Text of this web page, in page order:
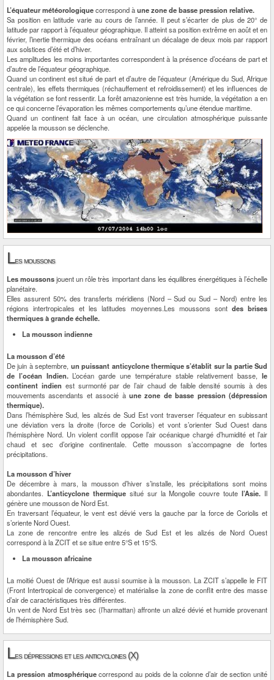
L’équateur météorologiquecorrespond àune zone de basse pression relative.
Sa position en latitude varie au cours de l’année. Il peut s’écarter de plus de 20° de
latitude par rapport à l’équateur géographique. Il atteint sa position extrême en août et en
février, l’inertie thermique des océans entraînant un décalage de deux mois par rapport
aux solstices d’été et d’hiver.
Les amplitudes les moins importantes correspondent à la présence d’océans de part et
d’autre de l’équateur géographique.
Quand un continent est situé de part et d’autre de l’équateur (Amérique du Sud, Afrique
centrale), les effets thermiques (réchauffement et refroidissement) et les influences de
la végétation se font ressentir. La forêt amazonienne est très humide, la végétation a en
ce qui concerne l’évaporation les mêmes comportements qu’une étendue maritime.
Quand un continent fait face à un océan, une circulation atmosphérique puissante
appelée la mousson se déclenche.
Les moussons
Les moussonsjouent un rôle très important dans les équilibres énergétiques à l’échelle
planétaire.
Elles assurent 50% des transferts méridiens (Nord – Sud ou Sud – Nord) entre les
régions intertropicales et les latitudes moyennes.Les moussons sont des brises
thermiques à grande échelle.
La mousson indienne
La mousson d’été
De juin à septembre, un puissant anticyclone thermique s’établit sur la partie Sud
de l’océan Indien. L’océan garde une température stable relativement basse,le
continent indien est surmonté par de l’air chaud de faible densité soumis à des
mouvements ascendants et associé à une zone de basse pression (dépression
thermique).
Dans l’hémisphère Sud, les alizés de Sud Est vont traverser l’équateur en subissant
une déviation vers la droite (force de Coriolis) et vont s’orienter Sud Ouest dans
l’hémisphère Nord. Un violent conflit oppose l’air océanique chargé d’humidité et l’air
chaud et sec d’origine continentale. Cette mousson s’accompagne de fortes
précipitations.
La mousson d’hiver
De décembre à mars, la mousson d’hiver s’installe, les précipitations sont moins
abondantes. L’anticyclone thermique situé sur la Mongolie couvre toutel’Asie. Il
génère une mousson de Nord Est.
En traversant l’équateur, le vent est dévié vers la gauche par la force de Coriolis et
s’oriente Nord Ouest.
La zone de rencontre entre les alizés de Sud Est et les alizés de Nord Ouest
correspond à la ZCIT et se situe entre 5°S et 15°S.
La mousson africaine
La moitié Ouest de l’Afrique est aussi soumise à la mousson. La ZCIT s’appelle le FIT
(Front Intertropical de convergence) et matérialise la zone de conflit entre des masse
d’air de caractéristiques très différentes.
Un vent de Nord Est très sec (l’harmattan) affronte un alizé dévié et humide provenant
de l’hémisphère Sud.
Les dépressions et les anticyclones (X)
La pression atmosphériquecorrespond au poids de la colonne d’air de section unité